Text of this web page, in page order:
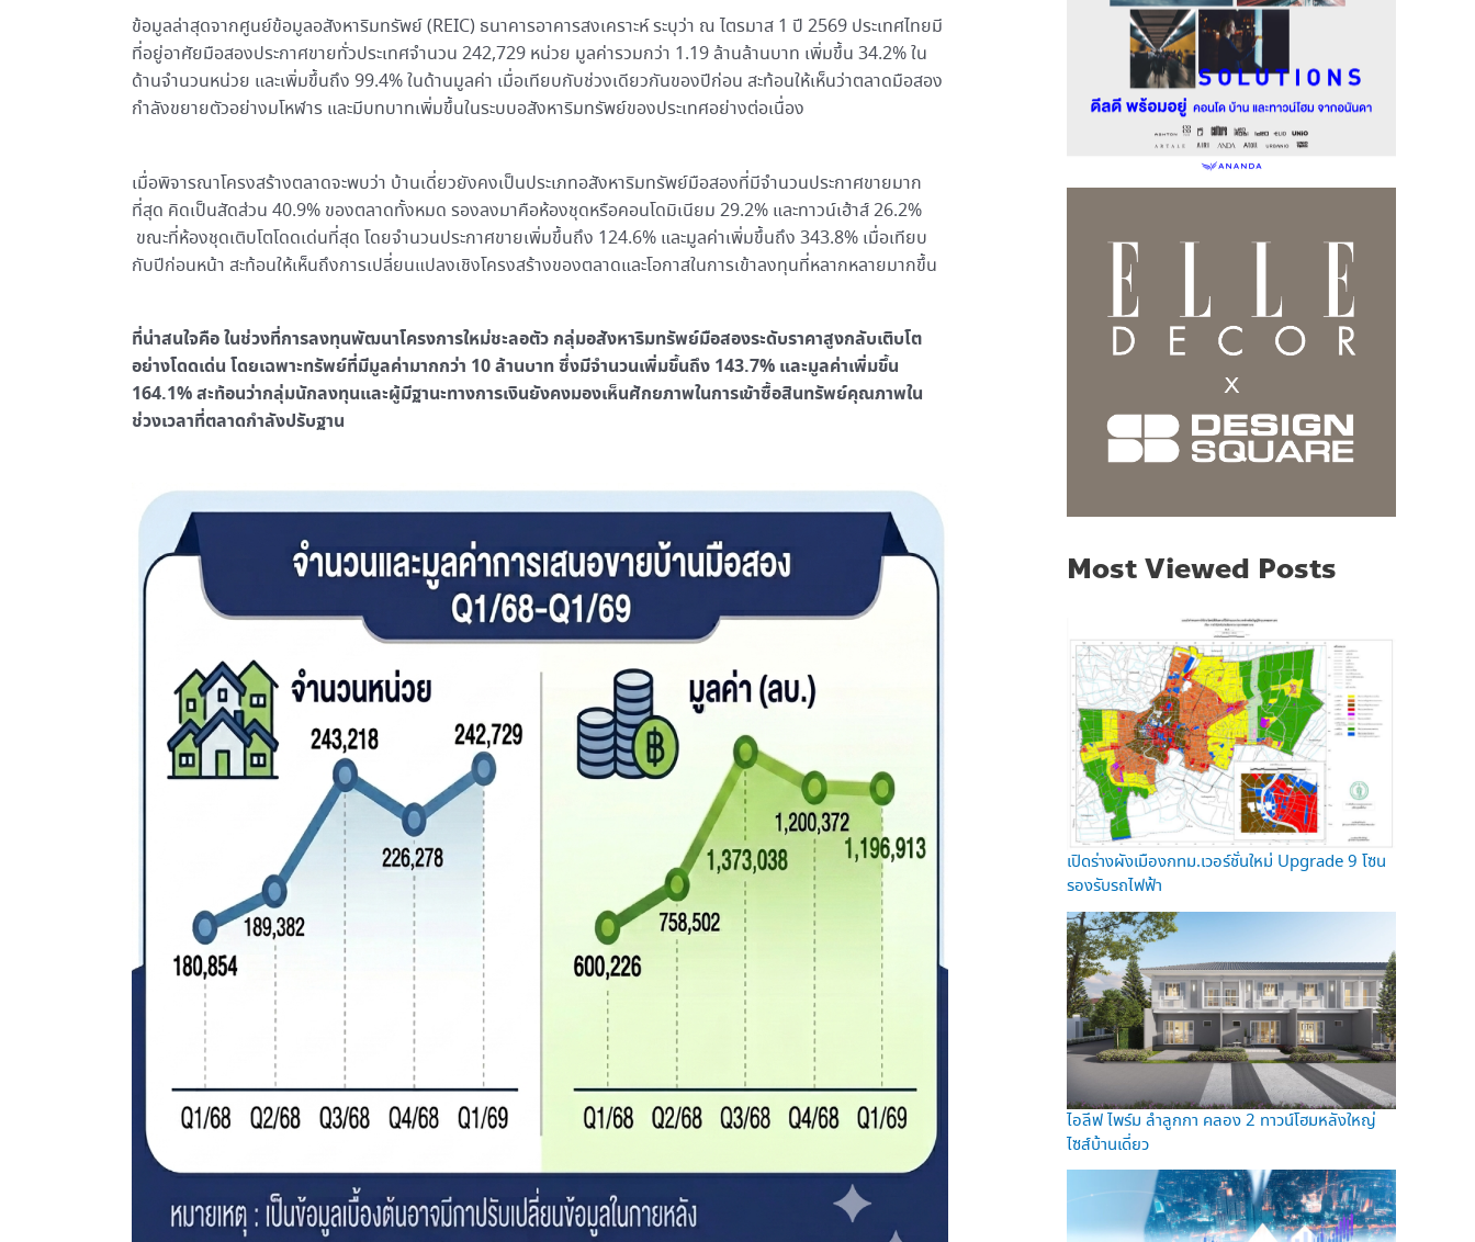
ข้อมูลล่าสุดจากศูนย์ข้อมูลอสังหาริมทรัพย์ (REIC) ธนาคารอาคารสงเคราะห์ ระบุว่า ณ ไตรมาส 1 ปี 2569 ประเทศไทยมี
ที่อยู่อาศัยมือสองประกาศขายทั่วประเทศจำนวน 242,729 หน่วย มูลค่ารวมกว่า 1.19 ล้านล้านบาท เพิ่มขึ้น 34.2% ใน
ด้านจำนวนหน่วย และเพิ่มขึ้นถึง 99.4% ในด้านมูลค่า เมื่อเทียบกับช่วงเดียวกันของปีก่อน สะท้อนให้เห็นว่าตลาดมือสอง
กำลังขยายตัวอย่างมโหฬาร และมีบทบาทเพิ่มขึ้นในระบบอสังหาริมทรัพย์ของประเทศอย่างต่อเนื่อง
เมื่อพิจารณาโครงสร้างตลาดจะพบว่า บ้านเดี่ยวยังคงเป็นประเภทอสังหาริมทรัพย์มือสองที่มีจำนวนประกาศขายมาก
ที่สุด คิดเป็นสัดส่วน 40.9% ของตลาดทั้งหมด รองลงมาคือห้องชุดหรือคอนโดมิเนียม 29.2% และทาวน์เฮ้าส์ 26.2%
ขณะที่ห้องชุดเติบโตโดดเด่นที่สุด โดยจำนวนประกาศขายเพิ่มขึ้นถึง 124.6% และมูลค่าเพิ่มขึ้นถึง 343.8% เมื่อเทียบ
กับปีก่อนหน้า สะท้อนให้เห็นถึงการเปลี่ยนแปลงเชิงโครงสร้างของตลาดและโอกาสในการเข้าลงทุนที่หลากหลายมากขึ้น
ที่น่าสนใจคือ ในช่วงที่การลงทุนพัฒนาโครงการใหม่ชะลอตัว กลุ่มอสังหาริมทรัพย์มือสองระดับราคาสูงกลับเติบโต
อย่างโดดเด่น โดยเฉพาะทรัพย์ที่มีมูลค่ามากกว่า 10 ล้านบาท ซึ่งมีจำนวนเพิ่มขึ้นถึง 143.7% และมูลค่าเพิ่มขึ้น
164.1% สะท้อนว่ากลุ่มนักลงทุนและผู้มีฐานะทางการเงินยังคงมองเห็นศักยภาพในการเข้าซื้อสินทรัพย์คุณภาพใน
ช่วงเวลาที่ตลาดกำลังปรับฐาน
Most Viewed Posts
เปิดร่างผังเมืองกทม.เวอร์ชั่นใหม่ Upgrade 9 โซน
รองรับรถไฟฟ้า
ไอลีฟ ไพร์ม ลำลูกกา คลอง 2 ทาวน์โฮมหลังใหญ่
ไซส์บ้านเดี่ยว